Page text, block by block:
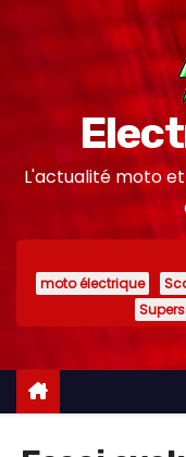
L'actualité moto
moto électrique